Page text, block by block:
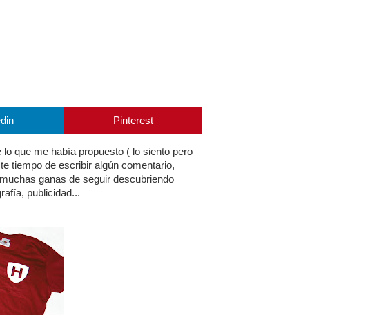
Pinterest
que me había propuesto ( lo siento pero
tiempo de escribir algún comentario,
ganas de seguir descubriendo
publicidad...